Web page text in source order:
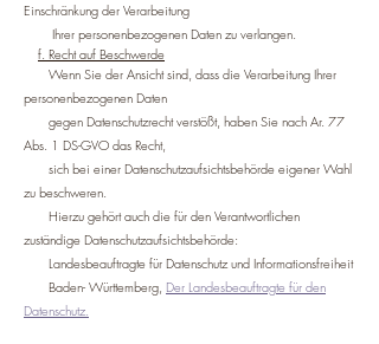
Einschränkung der Verarbeitung
Ihrer personenbezogenen Daten zu verlangen.
f. Recht auf Beschwerde
Wenn Sie der Ansicht sind, dass die Verarbeitung Ihrer
personenbezogenen Daten
gegen Datenschutzrecht verstößt, haben Sie nach Ar. 77
Abs. 1 DS-GVO das Recht,
sich bei einer Datenschutzaufsichtsbehörde eigener Wahl
zu beschweren.
Hierzu gehört auch die für den Verantwortlichen
zuständige Datenschutzaufsichtsbehörde:
Landesbeauftragte für Datenschutz und Informationsfreiheit
Baden- Württemberg, Der Landesbeauftragte für den
Datenschutz.